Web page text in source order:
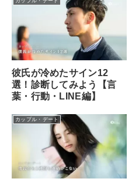
彼氏が冷めたサイン12
選！診断してみよう【言
葉・行動・LINE編】
カップル・デート